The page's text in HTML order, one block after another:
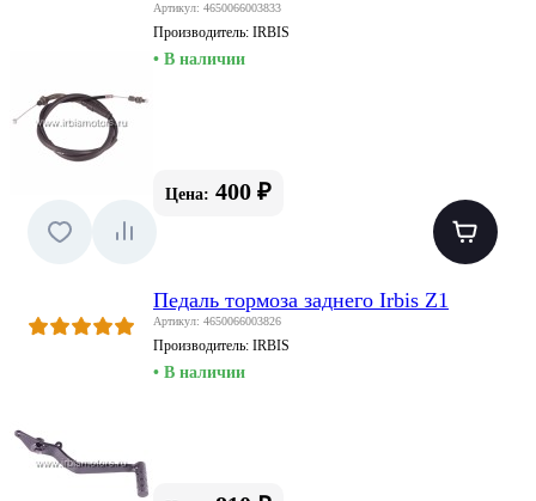
Артикул: 4650066003833
Производитель: IRBIS
• В наличии
Цена: 400 ₽
Педаль тормоза заднего Irbis Z1
Артикул: 4650066003826
Производитель: IRBIS
• В наличии